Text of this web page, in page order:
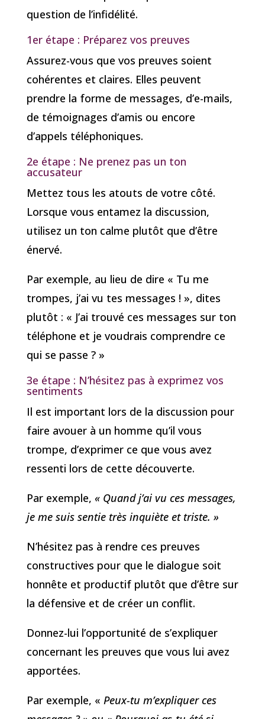
question de l’infidélité.
1er étape : Préparez vos preuves
Assurez-vous que vos preuves soient
cohérentes et claires. Elles peuvent
prendre la forme de messages, d’e-mails,
de témoignages d’amis ou encore
d’appels téléphoniques.
2e étape : Ne prenez pas un ton
accusateur
Mettez tous les atouts de votre côté.
Lorsque vous entamez la discussion,
utilisez un ton calme plutôt que d’être
énervé.
Par exemple, au lieu de dire « Tu me
trompes, j’ai vu tes messages ! », dites
plutôt : « J’ai trouvé ces messages sur ton
téléphone et je voudrais comprendre ce
qui se passe ? »
3e étape : N’hésitez pas à exprimez vos
sentiments
Il est important lors de la discussion pour
faire avouer à un homme qu’il vous
trompe, d’exprimer ce que vous avez
ressenti lors de cette découverte.
Par exemple, « Quand j’ai vu ces messages,
je me suis sentie très inquiète et triste. »
N’hésitez pas à rendre ces preuves
constructives pour que le dialogue soit
honnête et productif plutôt que d’être sur
la défensive et de créer un conflit.
Donnez-lui l’opportunité de s’expliquer
concernant les preuves que vous lui avez
apportées.
Par exemple, « Peux-tu m’expliquer ces